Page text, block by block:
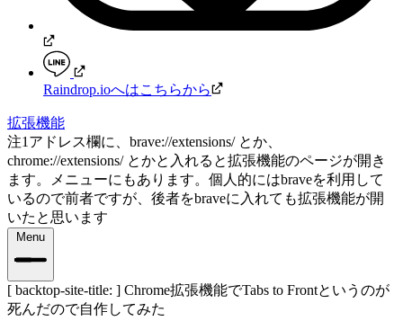
Raindrop.ioへはこちらから
拡張機能
注1 アドレス欄に、brave://extensions/ とか、
chrome://extensions/ とかと入れると拡張機能のページが開き
ます。メニューにもあります。個人的にはbraveを利用して
いるので前者ですが、後者をbraveに入れても拡張機能が開
いたと思います
Menu
[ backtop-site-title: ] Chrome拡張機能でTabs to Frontというのが
死んだので自作してみた